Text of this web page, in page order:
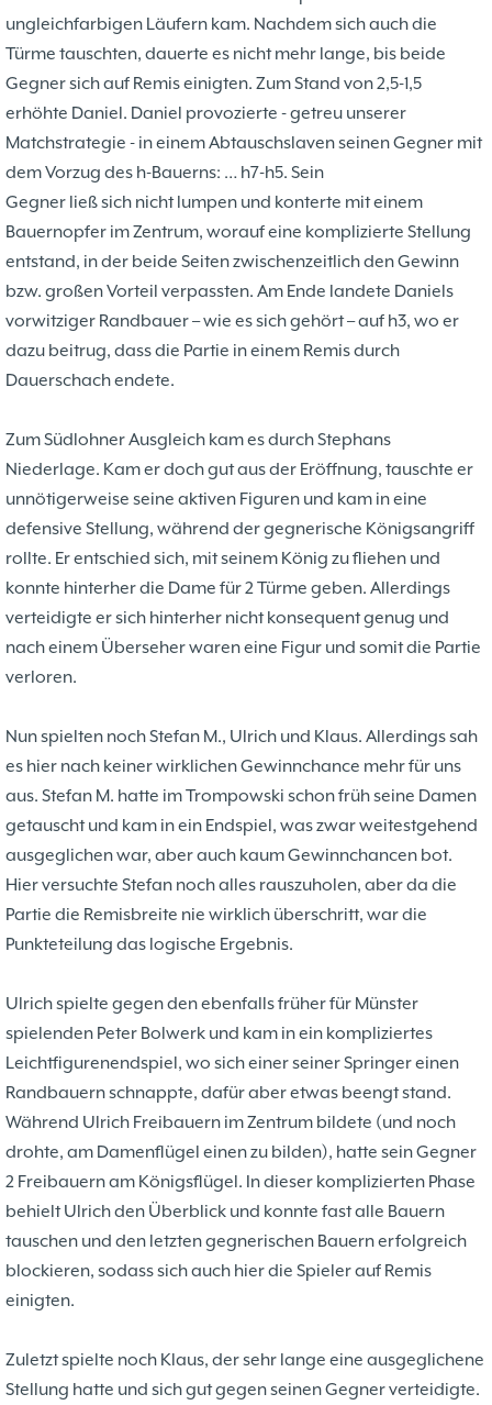
ungleichfarbigen Läufern kam. Nachdem sich auch die
Türme tauschten, dauerte es nicht mehr lange, bis beide
Gegner sich auf Remis einigten. Zum Stand von 2,5-1,5
erhöhte Daniel. Daniel provozierte - getreu unserer
Matchstrategie - in einem Abtauschslaven seinen Gegner mit
dem Vorzug des h-Bauerns: … h7-h5. Sein
Gegner ließ sich nicht lumpen und konterte mit einem
Bauernopfer im Zentrum, worauf eine komplizierte Stellung
entstand, in der beide Seiten zwischenzeitlich den Gewinn
bzw. großen Vorteil verpassten. Am Ende landete Daniels
vorwitziger Randbauer – wie es sich gehört – auf h3, wo er
dazu beitrug, dass die Partie in einem Remis durch
Dauerschach endete.
Zum Südlohner Ausgleich kam es durch Stephans
Niederlage. Kam er doch gut aus der Eröffnung, tauschte er
unnötigerweise seine aktiven Figuren und kam in eine
defensive Stellung, während der gegnerische Königsangriff
rollte. Er entschied sich, mit seinem König zu fliehen und
konnte hinterher die Dame für 2 Türme geben. Allerdings
verteidigte er sich hinterher nicht konsequent genug und
nach einem Überseher waren eine Figur und somit die Partie
verloren.
Nun spielten noch Stefan M., Ulrich und Klaus. Allerdings sah
es hier nach keiner wirklichen Gewinnchance mehr für uns
aus. Stefan M. hatte im Trompowski schon früh seine Damen
getauscht und kam in ein Endspiel, was zwar weitestgehend
ausgeglichen war, aber auch kaum Gewinnchancen bot.
Hier versuchte Stefan noch alles rauszuholen, aber da die
Partie die Remisbreite nie wirklich überschritt, war die
Punkteteilung das logische Ergebnis.
Ulrich spielte gegen den ebenfalls früher für Münster
spielenden Peter Bolwerk und kam in ein kompliziertes
Leichtfigurenendspiel, wo sich einer seiner Springer einen
Randbauern schnappte, dafür aber etwas beengt stand.
Während Ulrich Freibauern im Zentrum bildete (und noch
drohte, am Damenflügel einen zu bilden), hatte sein Gegner
2 Freibauern am Königsflügel. In dieser komplizierten Phase
behielt Ulrich den Überblick und konnte fast alle Bauern
tauschen und den letzten gegnerischen Bauern erfolgreich
blockieren, sodass sich auch hier die Spieler auf Remis
einigten.
Zuletzt spielte noch Klaus, der sehr lange eine ausgeglichene
Stellung hatte und sich gut gegen seinen Gegner verteidigte.